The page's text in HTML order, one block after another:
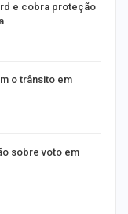
e cobra proteção
o trânsito em
sobre voto em